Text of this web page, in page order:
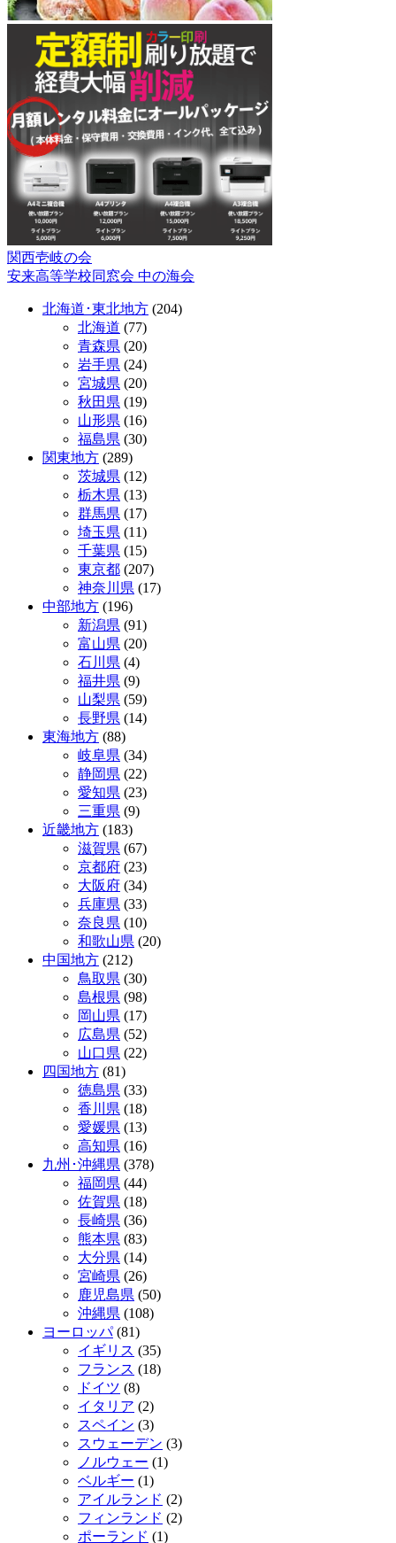
投
稿
関西壱岐の会
安来高等学校同窓会 中の海会
北海道･東北地方 (204)
北海道 (77)
青森県 (20)
岩手県 (24)
宮城県 (20)
秋田県 (19)
山形県 (16)
福島県 (30)
関東地方 (289)
茨城県 (12)
栃木県 (13)
群馬県 (17)
埼玉県 (11)
千葉県 (15)
東京都 (207)
神奈川県 (17)
中部地方 (196)
新潟県 (91)
富山県 (20)
石川県 (4)
福井県 (9)
山梨県 (59)
長野県 (14)
東海地方 (88)
岐阜県 (34)
静岡県 (22)
愛知県 (23)
三重県 (9)
近畿地方 (183)
滋賀県 (67)
京都府 (23)
大阪府 (34)
兵庫県 (33)
奈良県 (10)
和歌山県 (20)
中国地方 (212)
鳥取県 (30)
島根県 (98)
岡山県 (17)
広島県 (52)
山口県 (22)
四国地方 (81)
徳島県 (33)
香川県 (18)
愛媛県 (13)
高知県 (16)
九州･沖縄県 (378)
福岡県 (44)
佐賀県 (18)
長崎県 (36)
熊本県 (83)
大分県 (14)
宮崎県 (26)
鹿児島県 (50)
沖縄県 (108)
ヨーロッパ(81)
イギリス (35)
フランス (18)
ドイツ (8)
イタリア (2)
スペイン (3)
スウェーデン (3)
ノルウェー (1)
ベルギー (1)
アイルランド (2)
フィンランド (2)
ポーランド (1)